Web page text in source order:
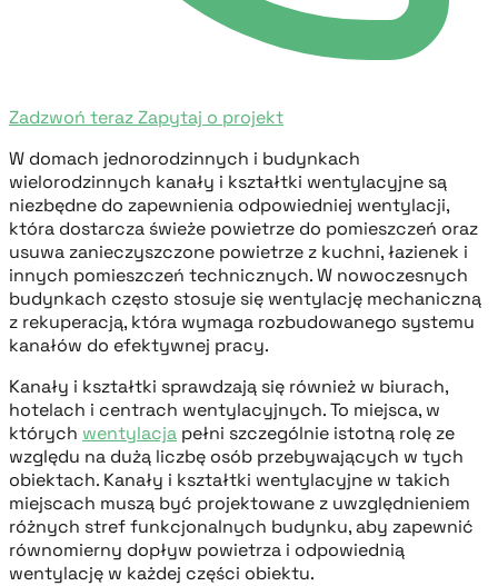
Zadzwoń terazZapytaj o projekt
W domach jednorodzinnych i budynkach
wielorodzinnych kanały i kształtki wentylacyjne są
niezbędne do zapewnienia odpowiedniej wentylacji,
która dostarcza świeże powietrze do pomieszczeń oraz
usuwa zanieczyszczone powietrze z kuchni, łazienek i
innych pomieszczeń technicznych. W nowoczesnych
budynkach często stosuje się wentylację mechaniczną
z rekuperacją, która wymaga rozbudowanego systemu
kanałów do efektywnej pracy.
Kanały i kształtki sprawdzają się również w biurach,
hotelach i centrach wentylacyjnych. To miejsca, w
których wentylacja pełni szczególnie istotną rolę ze
względu na dużą liczbę osób przebywających w tych
obiektach. Kanały i kształtki wentylacyjne w takich
miejscach muszą być projektowane z uwzględnieniem
różnych stref funkcjonalnych budynku, aby zapewnić
równomierny dopływ powietrza i odpowiednią
wentylację w każdej części obiektu.